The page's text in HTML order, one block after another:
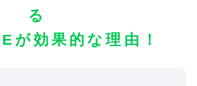
る
が効果的な理由！